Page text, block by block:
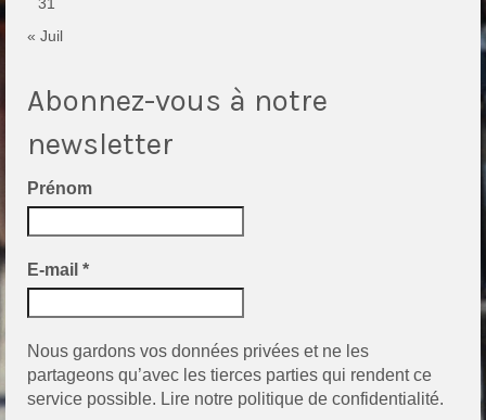
31
« Juil
Abonnez-vous à notre
newsletter
Prénom
E-mail *
Nous gardons vos données privées et ne les
partageons qu’avec les tierces parties qui rendent ce
service possible. Lire notre politique de confidentialité.